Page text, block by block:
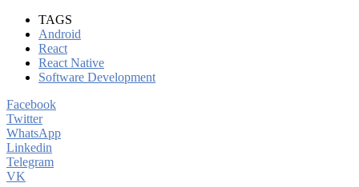
TAGS
Android
React
React Native
Software Development
Facebook
Twitter
WhatsApp
Linkedin
Telegram
VK